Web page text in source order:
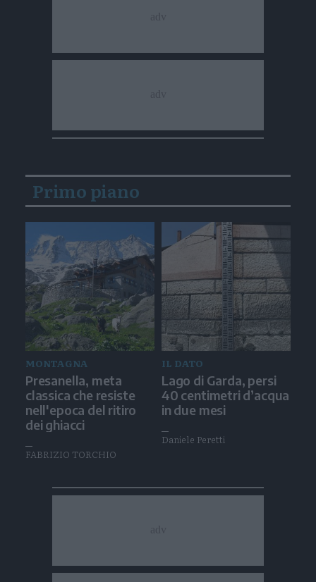
Primo piano
MONTAGNA
Presanella, meta
classica che resiste
nell'epoca del ritiro
dei ghiacci
FABRIZIO TORCHIO
IL DATO
Lago di Garda, persi
40 centimetri d’acqua
in due mesi
Daniele Peretti